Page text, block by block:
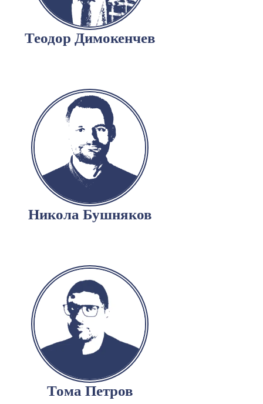
Теодор Димокенчев
Никола Бушняков
Тома Петров